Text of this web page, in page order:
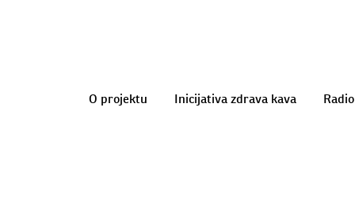
O projektu Inicijativa zdrava kava